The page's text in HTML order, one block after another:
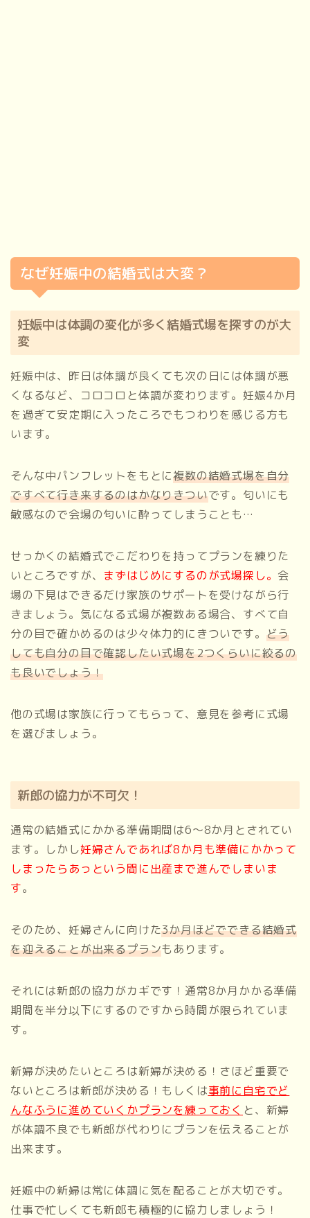
なぜ妊娠中の結婚式は大変？
妊娠中は体調の変化が多く結婚式場を探すのが大
変
妊娠中は、昨日は体調が良くても次の日には体調が悪
くなるなど、コロコロと体調が変わります。妊娠4か月
を過ぎて安定期に入ったころでもつわりを感じる方も
います。
そんな中パンフレットをもとに複数の結婚式場を自分
ですべて行き来するのはかなりきついです。匂いにも
敏感なので会場の匂いに酔ってしまうことも…
せっかくの結婚式でこだわりを持ってプランを練りた
いところですが、 まずはじめにするのが式場探し。 会
場の下見はできるだけ家族のサポートを受けながら行
きましょう。気になる式場が複数ある場合、すべて自
分の目で確かめるのは少々体力的にきついです。 どう
しても自分の目で確認したい式場を2つくらいに絞るの
も良いでしょう！
他の式場は家族に行ってもらって、意見を参考に式場
を選びましょう。
新郎の協力が不可欠！
通常の結婚式にかかる準備期間は6～8か月とされてい
ます。しかし妊婦さんであれば8か月も準備にかかって
しまったらあっという間に出産まで進んでしまいま
す。
そのため、妊婦さんに向けた3か月ほどでできる結婚式
を迎えることが出来るプランもあります。
それには新郎の協力がカギです！通常8か月かかる準備
期間を半分以下にするのですから時間が限られていま
す。
新婦が決めたいところは新婦が決める！さほど重要で
ないところは新郎が決める！もしくは事前に自宅でど
んなふうに進めていくかプランを練っておく と、新婦
が体調不良でも新郎が代わりにプランを伝えることが
出来ます。
妊娠中の新婦は常に体調に気を配ることが大切です。
仕事で忙しくても新郎も積極的に協力しましょう！